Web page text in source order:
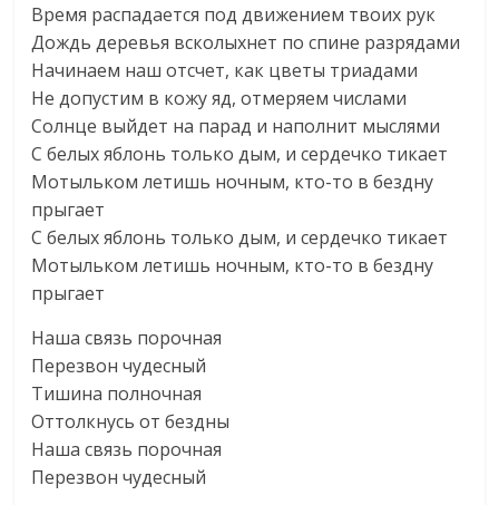
Время распадается под движением твоих рук
Дождь деревья всколыхнет по спине разрядами
Начинаем наш отсчет, как цветы триадами
Не допустим в кожу яд, отмеряем числами
Солнце выйдет на парад и наполнит мыслями
С белых яблонь только дым, и сердечко тикает
Мотыльком летишь ночным, кто-то в бездну
прыгает
С белых яблонь только дым, и сердечко тикает
Мотыльком летишь ночным, кто-то в бездну
прыгает
Наша связь порочная
Перезвон чудесный
Тишина полночная
Оттолкнусь от бездны
Наша связь порочная
Перезвон чудесный